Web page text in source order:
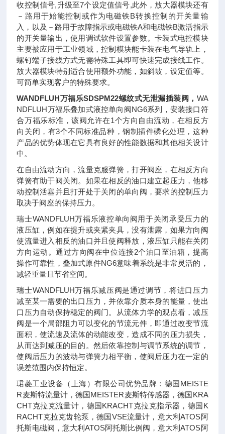
收控制信号,升级至7个设定值信号,此外，放大器模块还有
－路用于始能控制或作为电磁铁B转换控制的开关量输
入，以及－路用于故障指示或电磁铁A和电磁铁B激活指示
的开关量输出，使用调试软件设置参数。卡装式电控模块
主要被应用于工业领域，控制模块能卡装在电气导轨上，
螺钉端子接线方式无需特殊工具即可快速完成接线工作。
放大器模块特别适合使用额外功能，如斜坡，设定值等。
可简单实现客户的特殊要求。
WANDFLUH万福乐SDSPM22螺纹式无泄漏插装阀 ， WA
NDFLUH万福乐叠加式液控单向阀NG6系列，安装接口符
合万福乐标准，该阀允许在1个方向自由流动，在相反方
向关闭，有3个不同标准品种，钢制插件磷化处理，这种
产品的优势体现在它具有良好的性能数据和其他相关设计
中。
在自由流动方向，流量克服弹簧，打开阀座，在相反方向
弹簧有助于阀关闭。如果在相反的油口建立起压力，他移
动控制活塞并且打开处于关闭的单向阀，要求的控制压力
取决于阀座的保持压力。
瑞士WANDFLUH万福乐液控单向阀用于关闭承受压力的
液压缸，例如在提升或夹紧夹具，没有泄露，如果方向阀
使流量进入相反的油口并且使阀释放，液压缸只能在关闭
方向运动。通过方向阀在中位连接2个油口至油箱，提高
操作可靠性，叠加式原件NG6意味着系统是非常灵活的，
减轻重量且节省空间。
瑞士WANDFLUH万福乐减压阀是通过调节，将进口压力
减至某一需要的出口压力，并依靠介质本身的能量，使出
口压力自动保持稳定的阀门。从流体力学的观点看，减压
阀是一个局部阻力可以变化的节流元件，即通过改变节流
面积，使流速及流体的动能改变，造成不同的压力损失，
从而达到减压的目的。然后依靠控制与调节系统的调节，
使阀后压力的波动与弹簧力相平衡，使阀后压力在一定的
误差范围内保持恒定。
珺菱工业设备（上海）有限公司优势品牌：德国MEISTE
R麦斯特流量计，德国MEISTER麦斯特传感器，德国KRA
CHT克拉克流量计，德国KRACHT克拉克指示器，德国K
RACHT克拉克齿轮泵，德国VSE流量计，意大利ATOS阿
托斯电磁阀，意大利ATOS阿托斯比例阀，意大利ATOS阿